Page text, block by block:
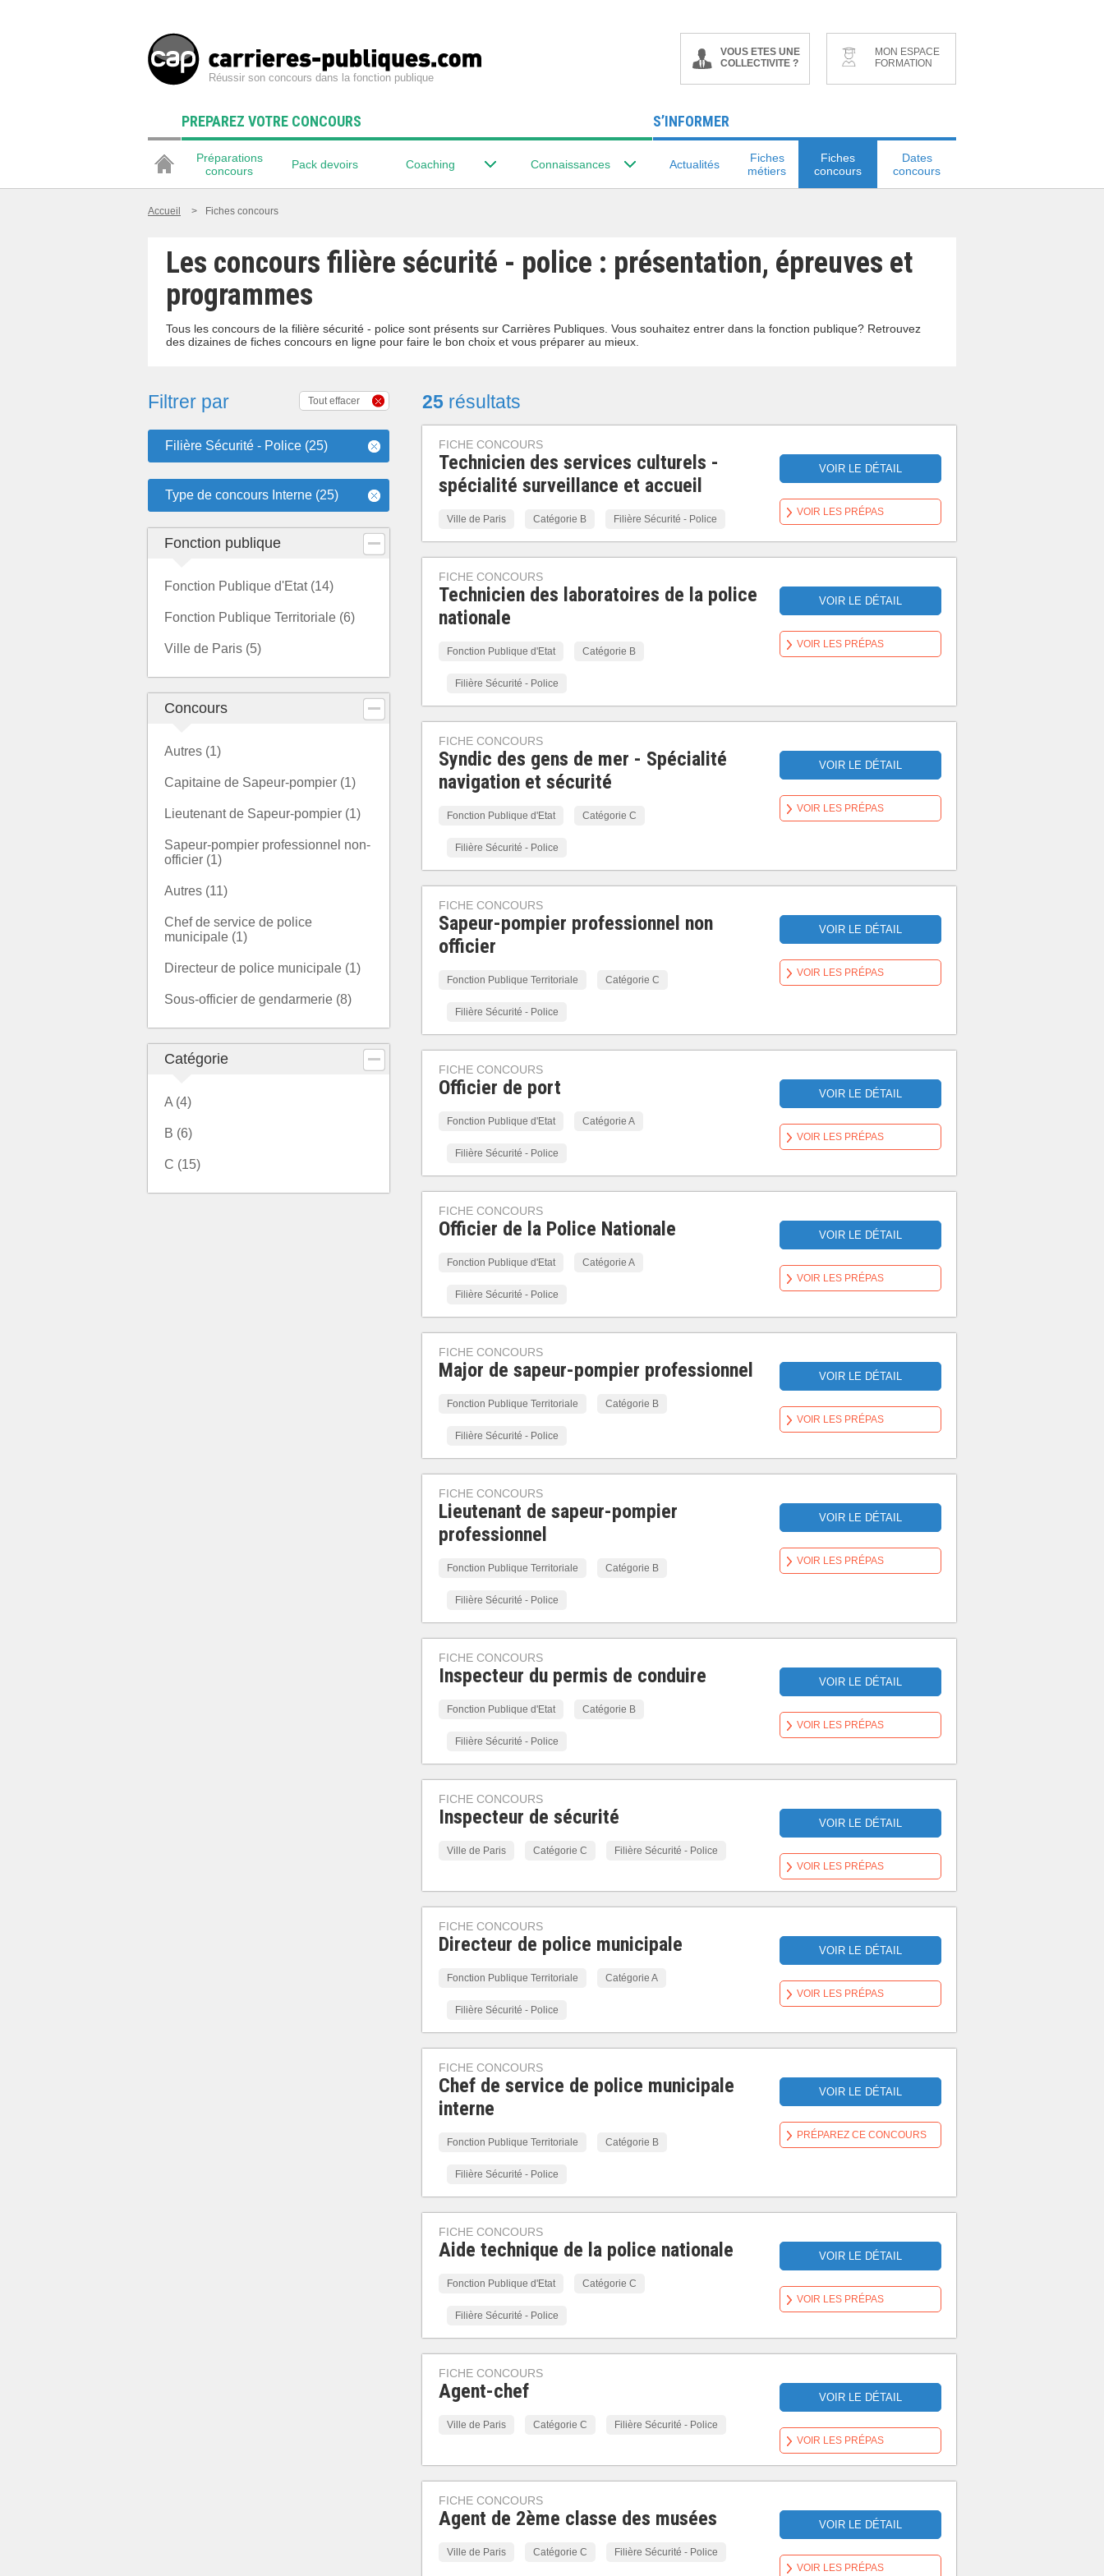
Réussir son concours dans la fonction publique
VOUS ETES UNE
COLLECTIVITE ?
MON ESPACE
FORMATION
PREPAREZ VOTRE CONCOURS
Préparations
concours
Pack devoirs Coaching Connaissances
S’INFORMER
Actualités
Fiches
métiers
Fiches
concours
Dates
concours
Accueil > Fiches concours
Les concours filière sécurité - police : présentation, épreuves et
programmes
Tous les concours de la filière sécurité - police sont présents sur Carrières Publiques. Vous souhaitez entrer dans la fonction publique? Retrouvez
des dizaines de fiches concours en ligne pour faire le bon choix et vous préparer au mieux.
Filtrer par Tout effacer
Filière Sécurité - Police (25)
Type de concours Interne (25)
Fonction publique
Fonction Publique d'Etat (14)
Fonction Publique Territoriale (6)
Ville de Paris (5)
Concours
Autres (1)
Capitaine de Sapeur-pompier (1)
Lieutenant de Sapeur-pompier (1)
Sapeur-pompier professionnel non-
officier (1)
Autres (11)
Chef de service de police
municipale (1)
Directeur de police municipale (1)
Sous-officier de gendarmerie (8)
Catégorie
A (4)
B (6)
C (15)
25 résultats
FICHE CONCOURS
Technicien des services culturels -
spécialité surveillance et accueil
Ville de Paris Catégorie B Filière Sécurité - Police
VOIR LE DÉTAIL
VOIR LES PRÉPAS
FICHE CONCOURS
Technicien des laboratoires de la police
nationale
Fonction Publique d'Etat Catégorie B
Filière Sécurité - Police
VOIR LE DÉTAIL
VOIR LES PRÉPAS
FICHE CONCOURS
Syndic des gens de mer - Spécialité
navigation et sécurité
Fonction Publique d'Etat Catégorie C
Filière Sécurité - Police
VOIR LE DÉTAIL
VOIR LES PRÉPAS
FICHE CONCOURS
Sapeur-pompier professionnel non
officier
Fonction Publique Territoriale Catégorie C
Filière Sécurité - Police
VOIR LE DÉTAIL
VOIR LES PRÉPAS
FICHE CONCOURS
Officier de port
Fonction Publique d'Etat Catégorie A
Filière Sécurité - Police
VOIR LE DÉTAIL
VOIR LES PRÉPAS
FICHE CONCOURS
Officier de la Police Nationale
Fonction Publique d'Etat Catégorie A
Filière Sécurité - Police
VOIR LE DÉTAIL
VOIR LES PRÉPAS
FICHE CONCOURS
Major de sapeur-pompier professionnel
Fonction Publique Territoriale Catégorie B
Filière Sécurité - Police
VOIR LE DÉTAIL
VOIR LES PRÉPAS
FICHE CONCOURS
Lieutenant de sapeur-pompier
professionnel
Fonction Publique Territoriale Catégorie B
Filière Sécurité - Police
VOIR LE DÉTAIL
VOIR LES PRÉPAS
FICHE CONCOURS
Inspecteur du permis de conduire
Fonction Publique d'Etat Catégorie B
Filière Sécurité - Police
VOIR LE DÉTAIL
VOIR LES PRÉPAS
FICHE CONCOURS
Inspecteur de sécurité
Ville de Paris Catégorie C Filière Sécurité - Police
VOIR LE DÉTAIL
VOIR LES PRÉPAS
FICHE CONCOURS
Directeur de police municipale
Fonction Publique Territoriale Catégorie A
Filière Sécurité - Police
VOIR LE DÉTAIL
VOIR LES PRÉPAS
FICHE CONCOURS
Chef de service de police municipale
interne
Fonction Publique Territoriale Catégorie B
Filière Sécurité - Police
VOIR LE DÉTAIL
PRÉPAREZ CE CONCOURS
FICHE CONCOURS
Aide technique de la police nationale
Fonction Publique d'Etat Catégorie C
Filière Sécurité - Police
VOIR LE DÉTAIL
VOIR LES PRÉPAS
FICHE CONCOURS
Agent-chef
Ville de Paris Catégorie C Filière Sécurité - Police
VOIR LE DÉTAIL
VOIR LES PRÉPAS
FICHE CONCOURS
Agent de 2ème classe des musées
Ville de Paris Catégorie C Filière Sécurité - Police
VOIR LE DÉTAIL
VOIR LES PRÉPAS